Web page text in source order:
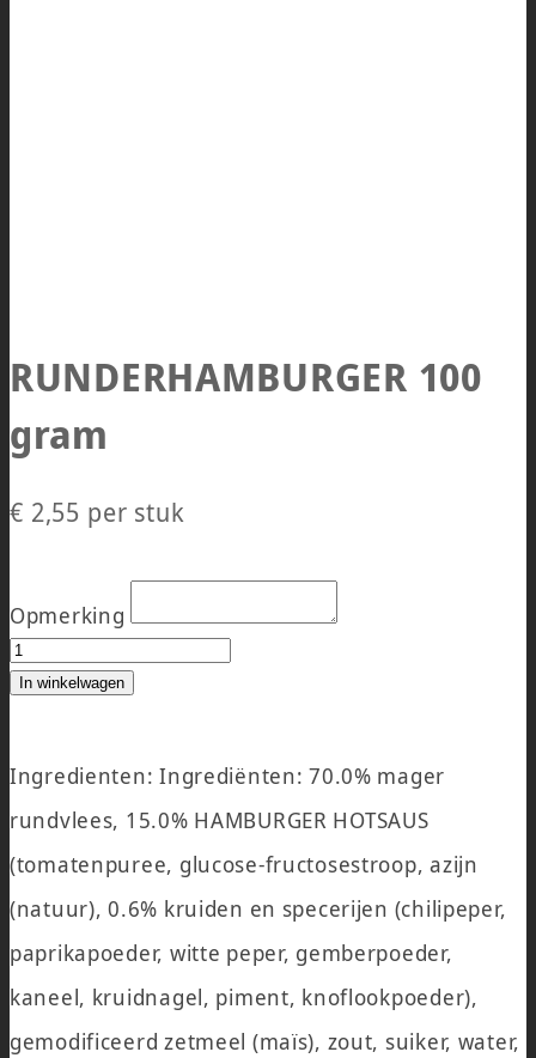
RUNDERHAMBURGER 100
gram
€ 2,55 per stuk
Opmerking
RUNDERHAMBURGER 100 gram aantal
In winkelwagen
Ingredienten: Ingrediënten: 70.0% mager
rundvlees, 15.0% HAMBURGER HOTSAUS
(tomatenpuree, glucose-fructosestroop, azijn
(natuur), 0.6% kruiden en specerijen (chilipeper,
paprikapoeder, witte peper, gemberpoeder,
kaneel, kruidnagel, piment, knoflookpoeder),
gemodificeerd zetmeel (maïs), zout, suiker, water,